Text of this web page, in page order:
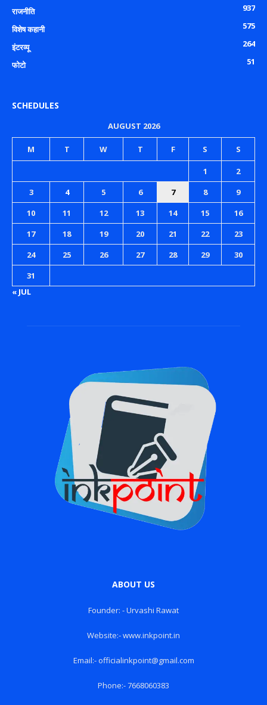
राजनीति
937
विशेष कहानी
575
इंटरव्यू
264
फोटो
51
SCHEDULES
AUGUST 2026
M T W T F S S
1
2
3
4 5 6 7 8
9
10
11 12 13 14 15
16
17
18 19 20 21 22
23
24
25 26 27 28 29
30
31
« JUL
ABOUT US
Founder: - Urvashi Rawat
Website:- www.inkpoint.in
Email:- officialinkpoint@gmail.com
Phone:- 7668060383